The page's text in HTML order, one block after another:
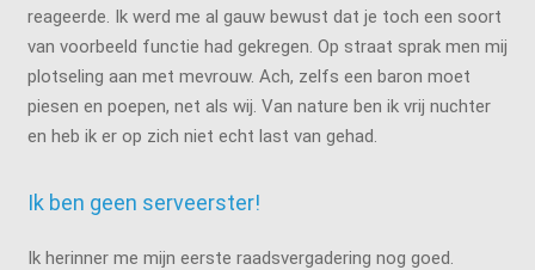
reageerde. Ik werd me al gauw bewust dat je toch een soort
van voorbeeld functie had gekregen. Op straat sprak men mij
plotseling aan met mevrouw. Ach, zelfs een baron moet
piesen en poepen, net als wij. Van nature ben ik vrij nuchter
en heb ik er op zich niet echt last van gehad.
Ik ben geen serveerster!
Ik herinner me mijn eerste raadsvergadering nog goed.